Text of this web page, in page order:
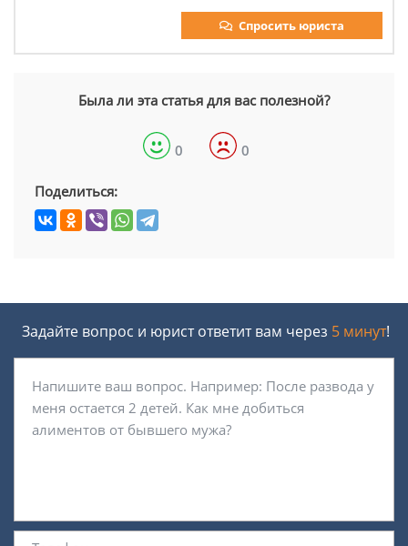
Спросить юриста
Была ли эта статья для вас полезной?
0 0
Поделиться:
Задайте вопрос и юрист ответит вам через 5 минут!